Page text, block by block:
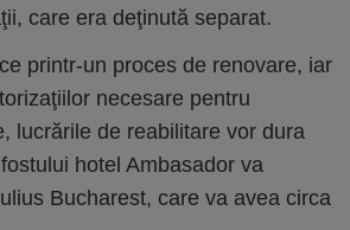
care era deţinută separat.
printr-un proces de renovare, iar
necesare pentru
lucrările de reabilitare vor dura
hotel Ambasador va
Bucharest, care va avea circa